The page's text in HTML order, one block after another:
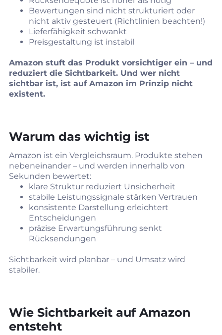
Bewertungen sind nicht strukturiert oder
nicht aktiv gesteuert (Richtlinien beachten!)
Lieferfähigkeit schwankt
Preisgestaltung ist instabil
Amazon stuft das Produkt vorsichtiger ein – und
reduziert die Sichtbarkeit. Und wer nicht
sichtbar ist, ist auf Amazon im Prinzip nicht
existent.
Warum das wichtig ist
Amazon ist ein Vergleichsraum. Produkte stehen
nebeneinander – und werden innerhalb von
Sekunden bewertet:
klare Struktur reduziert Unsicherheit
stabile Leistungssignale stärken Vertrauen
konsistente Darstellung erleichtert
Entscheidungen
präzise Erwartungsführung senkt
Rücksendungen
Sichtbarkeit wird planbar – und Umsatz wird
stabiler.
Wie Sichtbarkeit auf Amazon
entsteht